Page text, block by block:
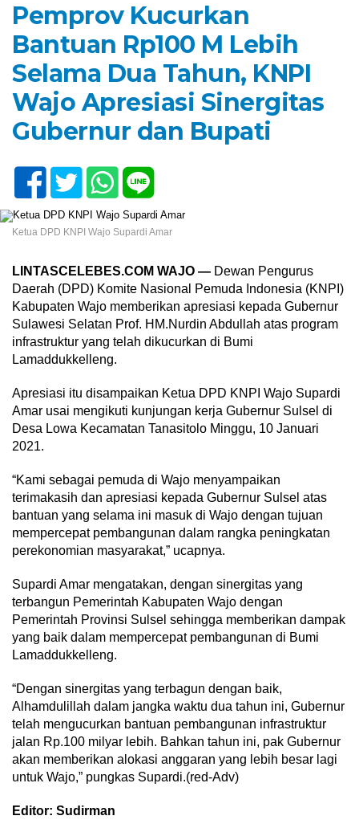
Pemprov Kucurkan
Bantuan Rp100 M Lebih
Selama Dua Tahun, KNPI
Wajo Apresiasi Sinergitas
Gubernur dan Bupati
Ketua DPD KNPI Wajo Supardi Amar
LINTASCELEBES.COM WAJO — Dewan Pengurus
Daerah (DPD) Komite Nasional Pemuda Indonesia (KNPI)
Kabupaten Wajo memberikan apresiasi kepada Gubernur
Sulawesi Selatan Prof. HM.Nurdin Abdullah atas program
infrastruktur yang telah dikucurkan di Bumi
Lamaddukkelleng.
Apresiasi itu disampaikan Ketua DPD KNPI Wajo Supardi
Amar usai mengikuti kunjungan kerja Gubernur Sulsel di
Desa Lowa Kecamatan Tanasitolo Minggu, 10 Januari
2021.
“Kami sebagai pemuda di Wajo menyampaikan
terimakasih dan apresiasi kepada Gubernur Sulsel atas
bantuan yang selama ini masuk di Wajo dengan tujuan
mempercepat pembangunan dalam rangka peningkatan
perekonomian masyarakat,” ucapnya.
Supardi Amar mengatakan, dengan sinergitas yang
terbangun Pemerintah Kabupaten Wajo dengan
Pemerintah Provinsi Sulsel sehingga memberikan dampak
yang baik dalam mempercepat pembangunan di Bumi
Lamaddukkelleng.
“Dengan sinergitas yang terbagun dengan baik,
Alhamdulillah dalam jangka waktu dua tahun ini, Gubernur
telah mengucurkan bantuan pembangunan infrastruktur
jalan Rp.100 milyar lebih. Bahkan tahun ini, pak Gubernur
akan memberikan alokasi anggaran yang lebih besar lagi
untuk Wajo,” pungkas Supardi.(red-Adv)
Editor: Sudirman